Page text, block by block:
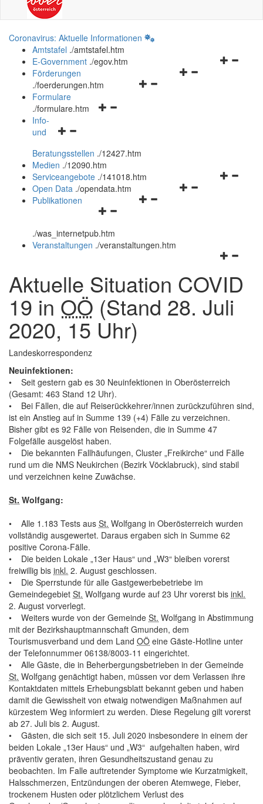
Coronavirus: Aktuelle Informationen
Amtstafel ./amtstafel.htm
Navigationsmenü
E-Government ./egov.htm
Navigationsmenü
Förderungen
./foerderungen.htm
Navigationsmenü
Formulare
./formulare.htm
Navigationsmenü
und
schließen
Info-
und
Beratungsstellen ./12427.htm
Medien ./12090.htm
Navigationsmenü
Serviceangebote ./141018.htm
Navigationsmenü
Open Data ./opendata.htm
Navigationsmenü
und
schließen
Publikationen
./was_internetpub.htm
und
schließen
Veranstaltungen ./veranstaltungen.htm
Aktuelle Situation COVID
19 in OÖ (Stand 28. Juli
2020, 15 Uhr)
Landeskorrespondenz
Neuinfektionen:
• Seit gestern gab es 30 Neuinfektionen in Oberösterreich
(Gesamt: 463 Stand 12 Uhr).
• Bei Fällen, die auf Reiserückkehrer/innen zurückzuführen sind,
ist ein Anstieg auf in Summe 139 (+4) Fälle zu verzeichnen.
Bisher gibt es 92 Fälle von Reisenden, die in Summe 47
Folgefälle ausgelöst haben.
• Die bekannten Fallhäufungen, Cluster „Freikirche“ und Fälle
rund um die NMS Neukirchen (Bezirk Vöcklabruck), sind stabil
und verzeichnen keine Zuwächse.
St. Wolfgang:
• Alle 1.183 Tests aus St. Wolfgang in Oberösterreich wurden
vollständig ausgewertet. Daraus ergaben sich in Summe 62
positive Corona-Fälle.
• Die beiden Lokale „13er Haus“ und „W3“ bleiben vorerst
freiwillig bis inkl. 2. August geschlossen.
• Die Sperrstunde für alle Gastgewerbebetriebe im
Gemeindegebiet St. Wolfgang wurde auf 23 Uhr vorerst bis inkl.
2. August vorverlegt.
• Weiters wurde von der Gemeinde St. Wolfgang in Abstimmung
mit der Bezirkshauptmannschaft Gmunden, dem
Tourismusverband und dem Land OÖ eine Gäste-Hotline unter
der Telefonnummer 06138/8003-11 eingerichtet.
• Alle Gäste, die in Beherbergungsbetrieben in der Gemeinde
St. Wolfgang genächtigt haben, müssen vor dem Verlassen ihre
Kontaktdaten mittels Erhebungsblatt bekannt geben und haben
damit die Gewissheit von etwaig notwendigen Maßnahmen auf
kürzestem Weg informiert zu werden. Diese Regelung gilt vorerst
ab 27. Juli bis 2. August.
• Gästen, die sich seit 15. Juli 2020 insbesondere in einem der
beiden Lokale „13er Haus“ und „W3“ aufgehalten haben, wird
präventiv geraten, ihren Gesundheitszustand genau zu
beobachten. Im Falle auftretender Symptome wie Kurzatmigkeit,
Halsschmerzen, Entzündungen der oberen Atemwege, Fieber,
trockenem Husten oder plötzlichem Verlust des